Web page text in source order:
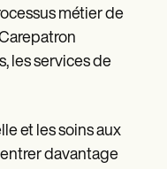
métier de
les services de
et les soins aux
davantage